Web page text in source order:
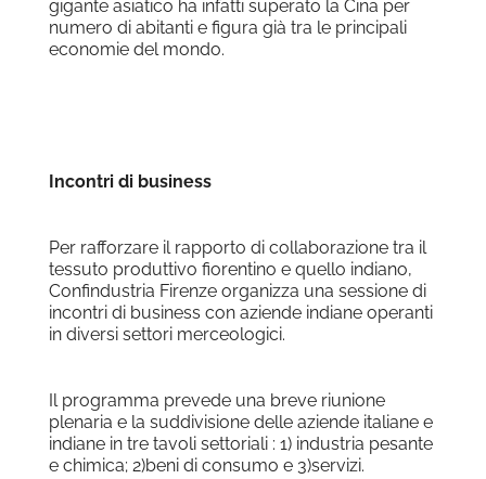
gigante asiatico ha infatti superato la Cina per
numero di abitanti e figura già tra le principali
economie del mondo.
Incontri di business
Per rafforzare il rapporto di collaborazione tra il
tessuto produttivo fiorentino e quello indiano,
Confindustria Firenze organizza una sessione di
incontri di business con aziende indiane operanti
in diversi settori merceologici.
Il programma prevede una breve riunione
plenaria e la suddivisione delle aziende italiane e
indiane in tre tavoli settoriali : 1) industria pesante
e chimica; 2)beni di consumo e 3)servizi.